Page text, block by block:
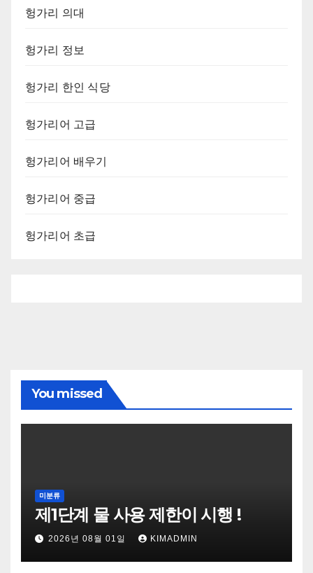
헝가리 의대
헝가리 정보
헝가리 한인 식당
헝가리어 고급
헝가리어 배우기
헝가리어 중급
헝가리어 초급
You missed
미분류
제1단계 물 사용 제한이 시행 !
2026년 08월 01일 KIMADMIN